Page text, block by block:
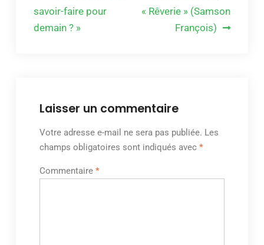
de
l’article
savoir-faire pour
demain ? »
« Rêverie » (Samson
François)
Laisser un commentaire
Votre adresse e-mail ne sera pas publiée. Les
champs obligatoires sont indiqués avec *
Commentaire *